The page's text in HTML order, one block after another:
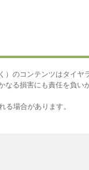
）のコンテンツはタイヤ
なる損害にも責任を負い
る場合があります。